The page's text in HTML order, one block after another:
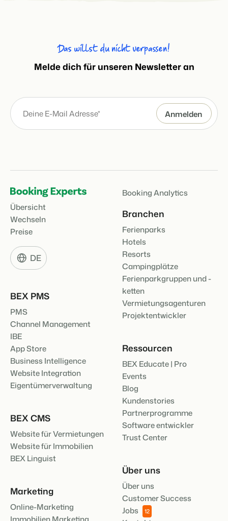
Das willst du nicht verpassen!
Melde dich für unseren Newsletter an
Übersicht
Wechseln
Preise
DE
BEX PMS
PMS
Channel Management
IBE
App Store
Business Intelligence
Website Integration
Eigentümerverwaltung
BEX CMS
Website für Vermietungen
Website für Immobilien
BEX Linguist
Marketing
Online-Marketing
Booking Analytics
Branchen
Ferienparks
Hotels
Resorts
Campingplätze
Ferienparkgruppen und -
ketten
Vermietungsagenturen
Projektentwickler
Ressourcen
BEX Educate | Pro
Events
Blog
Kundenstories
Partnerprogramme
Software entwickler
Trust Center
Über uns
Über uns
Customer Success
Jobs
12